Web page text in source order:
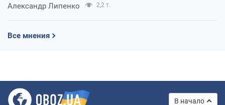
Александр Липенко 2,2 т.
Все мнения
В начало